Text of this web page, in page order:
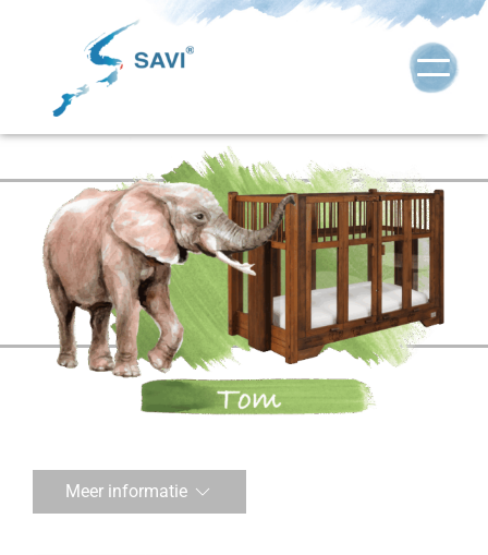
Meer informatie